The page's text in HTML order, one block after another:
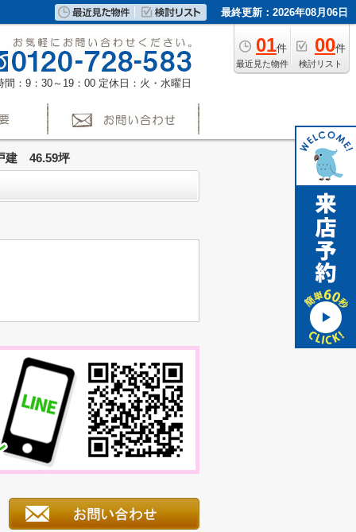
最終更新：2026年08月06日
01件
最近見た物件
00件
検討リスト
間：9：30～19：00 定休日：火・水曜日
建 46.59坪